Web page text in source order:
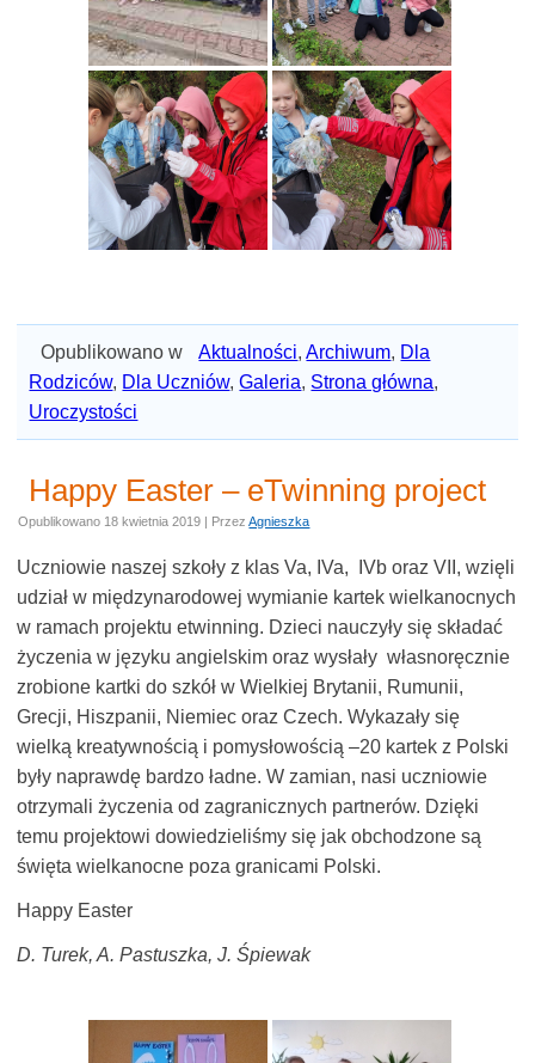
Opublikowano w Aktualności,Archiwum, Dla
Rodziców, Dla Uczniów,Galeria, Strona główna,
Uroczystości
Happy Easter – eTwinning project
Opublikowano 18 kwietnia 2019 | Przez Agnieszka
Uczniowie naszej szkoły z klas Va, IVa, IVb oraz VII, wzięli
udział w międzynarodowej wymianie kartek wielkanocnych
w ramach projektu etwinning. Dzieci nauczyły się składać
życzenia w języku angielskim oraz wysłały własnoręcznie
zrobione kartki do szkół w Wielkiej Brytanii, Rumunii,
Grecji, Hiszpanii, Niemiec oraz Czech. Wykazały się
wielką kreatywnością i pomysłowością –20 kartek z Polski
były naprawdę bardzo ładne. W zamian, nasi uczniowie
otrzymali życzenia od zagranicznych partnerów. Dzięki
temu projektowi dowiedzieliśmy się jak obchodzone są
święta wielkanocne poza granicami Polski.
Happy Easter
D. Turek, A. Pastuszka, J. Śpiewak